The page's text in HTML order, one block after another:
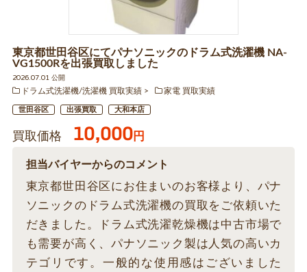
東京都世田谷区にてパナソニックのドラム式洗濯機 NA-
VG1500Rを出張買取しました
2026.07.01 公開
ドラム式洗濯機/洗濯機 買取実績
家電 買取実績
世田谷区 出張買取 大和本店
買取価格 10,000円
担当バイヤーからのコメント
東京都世田谷区にお住まいのお客様より、パナ
ソニックのドラム式洗濯機の買取をご依頼いた
だきました。ドラム式洗濯乾燥機は中古市場で
も需要が高く、パナソニック製は人気の高いカ
テゴリです。一般的な使用感はございました